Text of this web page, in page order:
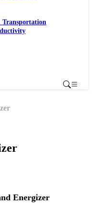
Transportation
Energizer